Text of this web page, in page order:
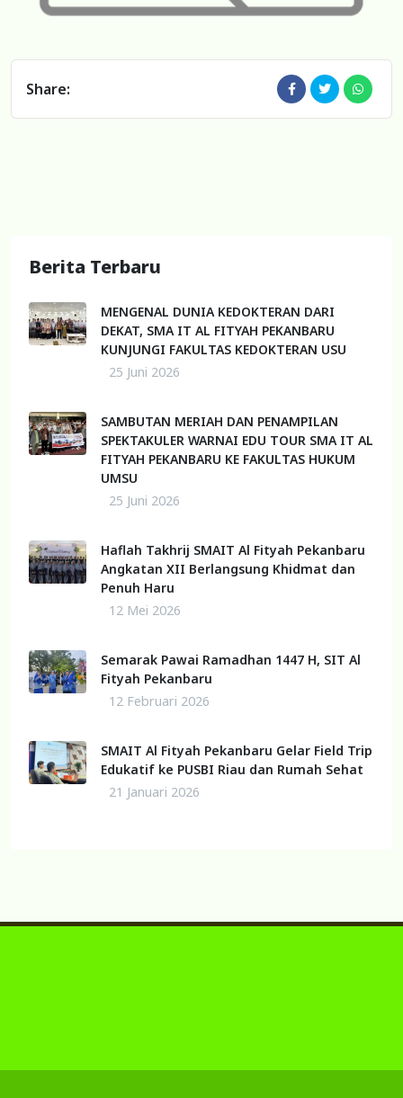
Share:
Berita Terbaru
MENGENAL DUNIA KEDOKTERAN DARI
DEKAT, SMA IT AL FITYAH PEKANBARU
KUNJUNGI FAKULTAS KEDOKTERAN USU
25 Juni 2026
SAMBUTAN MERIAH DAN PENAMPILAN
SPEKTAKULER WARNAI EDU TOUR SMA IT AL
FITYAH PEKANBARU KE FAKULTAS HUKUM
UMSU
25 Juni 2026
Haflah Takhrij SMAIT Al Fityah Pekanbaru
Angkatan XII Berlangsung Khidmat dan
Penuh Haru
12 Mei 2026
Semarak Pawai Ramadhan 1447 H, SIT Al
Fityah Pekanbaru
12 Februari 2026
SMAIT Al Fityah Pekanbaru Gelar Field Trip
Edukatif ke PUSBI Riau dan Rumah Sehat
21 Januari 2026